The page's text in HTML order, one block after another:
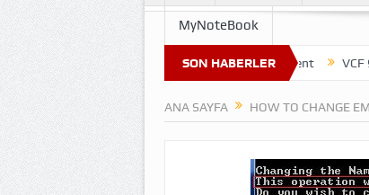
MyNoteBook
SON HABERLER
of Virtual Machine Files in VCF 9 Environment VCF 9
ANA SAYFA HOW TO CHANGE